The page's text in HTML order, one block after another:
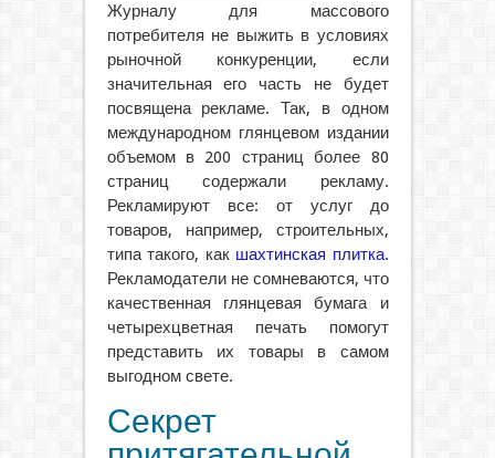
Журналу для массового
потребителя не выжить в условиях
рыночной конкуренции, если
значительная его часть не будет
посвящена рекламе. Так, в одном
международном глянцевом издании
объемом в 200 страниц более 80
страниц содержали рекламу.
Рекламируют все: от услуг до
товаров, например, строительных,
типа такого, как шахтинская плитка.
Рекламодатели не сомневаются, что
качественная глянцевая бумага и
четырехцветная печать помогут
представить их товары в самом
выгодном свете.
Секрет